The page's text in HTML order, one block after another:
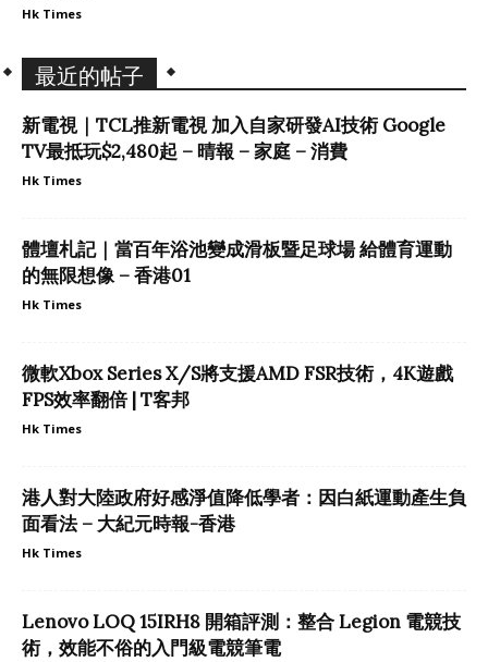
Hk Times
最近的帖子
新電視｜TCL推新電視 加入自家研發AI技術 Google
TV最抵玩$2,480起 – 晴報 – 家庭 – 消費
Hk Times
體壇札記｜當百年浴池變成滑板暨足球場 給體育運動
的無限想像 – 香港01
Hk Times
微軟Xbox Series X/S將支援AMD FSR技術，4K遊戲
FPS效率翻倍 | T客邦
Hk Times
港人對大陸政府好感淨值降低學者：因白紙運動產生負
面看法 – 大紀元時報-香港
Hk Times
Lenovo LOQ 15IRH8 開箱評測：整合 Legion 電競技
術，效能不俗的入門級電競筆電